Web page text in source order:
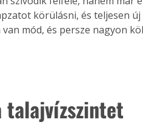
körülásni, és teljesen
mód, és persze nagyon
talajvízszintet